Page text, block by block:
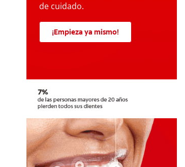
de cuidado.
¡Empieza ya mismo!